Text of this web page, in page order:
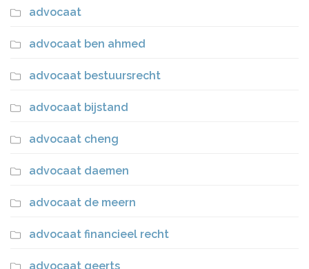
advocaat
advocaat ben ahmed
advocaat bestuursrecht
advocaat bijstand
advocaat cheng
advocaat daemen
advocaat de meern
advocaat financieel recht
advocaat geerts